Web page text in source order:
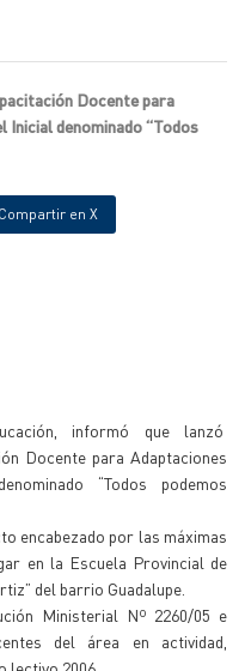
Docente para
denominado “Todos
Compartir en X
informó que lanzó
Docente para Adaptaciones
“Todos podemos
encabezado por las máximas
en la Escuela Provincial de
del barrio Guadalupe.
Ministerial Nº 2260/05 e
del área en actividad,